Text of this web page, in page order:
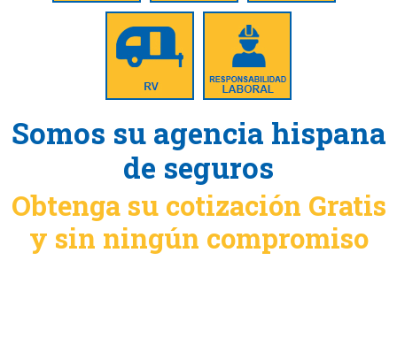
Somos su agencia hispana
de seguros
Obtenga su cotización Gratis
y sin ningún compromiso